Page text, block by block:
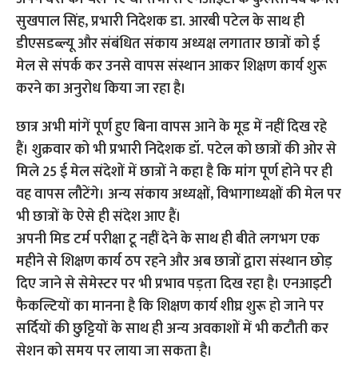
सुखपाल सिंह, प्रभारी निदेशक डा. आरबी पटेल के साथ ही
डीएसडब्ल्यू और संबंधित संकाय अध्यक्ष लगातार छात्रों को ई
मेल से संपर्क कर उनसे वापस संस्थान आकर शिक्षण कार्य शुरू
करने का अनुरोध किया जा रहा है।
छात्र अभी मांगें पूर्ण हुए बिना वापस आने के मूड में नहीं दिख रहे
हैं। शुक्रवार को भी प्रभारी निदेशक डॉ. पटेल को छात्रों की ओर से
मिले 25 ई मेल संदेशों में छात्रों ने कहा है कि मांग पूर्ण होने पर ही
वह वापस लौटेंगे। अन्य संकाय अध्यक्षों, विभागाध्यक्षों की मेल पर
भी छात्रों के ऐसे ही संदेश आए हैं।
अपनी मिड टर्म परीक्षा टू नहीं देने के साथ ही बीते लगभग एक
महीने से शिक्षण कार्य ठप रहने और अब छात्रों द्वारा संस्थान छोड़
दिए जाने से सेमेस्टर पर भी प्रभाव पड़ता दिख रहा है। एनआइटी
फैकल्टियों का मानना है कि शिक्षण कार्य शीघ्र शुरू हो जाने पर
सर्दियों की छुट्टियों के साथ ही अन्य अवकाशों में भी कटौती कर
सेशन को समय पर लाया जा सकता है।